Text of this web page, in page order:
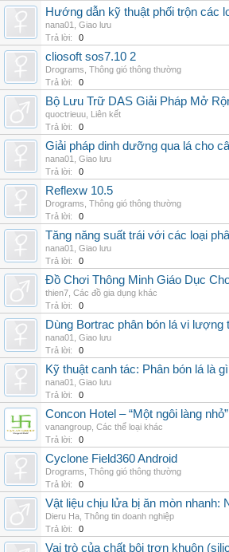
Hướng dẫn kỹ thuật phối trộn các
nana01
Giao lưu
Trả lời:
0
cliosoft sos7.10 2
Drograms Thông gió thông thường
Trả lời:
0
Bộ Lưu Trữ DAS Giải Pháp Mở
quoctrieuu Liên kết
Trả lời:
0
Giải pháp dinh dưỡng qua lá cho
nana01
Giao lưu
Trả lời:
0
Reflexw 10.5
Drograms Thông gió thông thường
Trả lời:
0
Tăng năng suất trái với các loại
nana01
Giao lưu
Trả lời:
0
Đồ Chơi Thông Minh Giáo Dục
thien7 Các đồ gia dụng khác
Trả lời:
0
Dùng Bortrac phân bón lá vi lượng
nana01
Giao lưu
Trả lời:
0
Kỹ thuật canh tác: Phân bón lá là
nana01
Giao lưu
Trả lời:
0
Concon Hotel – “Một ngôi làng
vanangroup Các thể loại khác
Trả lời:
0
Cyclone Field360 Android
Drograms Thông gió thông thường
Trả lời:
0
Vật liệu chịu lửa bị ăn mòn nhanh:
Dieru Ha Thông tin doanh nghiệp
Trả lời:
0
Vai trò của chất bôi trơn khuôn